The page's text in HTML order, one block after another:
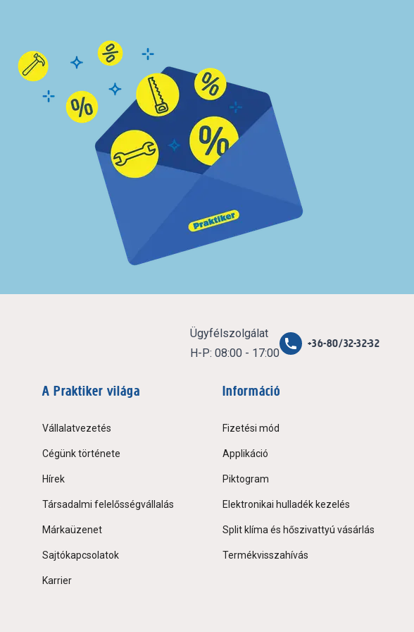
Ügyfélszolgálat
H-P: 08:00 - 17:00
+36-80/32-32-32
A Praktiker világa
Vállalatvezetés
Cégünk története
Hírek
Társadalmi felelősségvállalás
Márkaüzenet
Sajtókapcsolatok
Karrier
Információ
Fizetési mód
Applikáció
Piktogram
Elektronikai hulladék kezelés
Split klíma és hőszivattyú vásárlás
Termékvisszahívás